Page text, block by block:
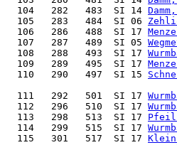
  104   282   483  SI 14
  105   283   484  SI 06
  106   286   488  SI 17
  107   287   489  SI 05
  108   288   493  SI 17
  109   289   495  SI 17
  110   290   497  SI 15
  111   292   501  SI 17
  112   296   510  SI 17
  113   298   513  SI 17
  114   299   515  SI 17
  115   301   517  SI 17